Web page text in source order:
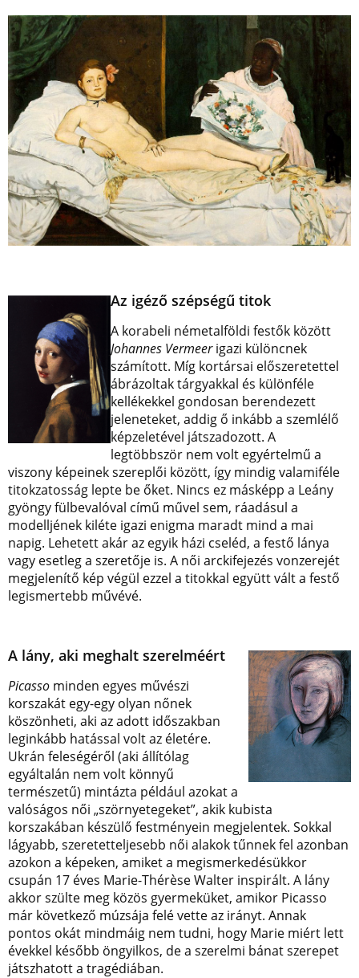
Az igéző szépségű titok
A korabeli németalföldi festők között
Johannes Vermeerigazi különcnek
számított. Míg kortársai előszeretettel
ábrázoltak tárgyakkal és különféle
kellékekkel gondosan berendezett
jeleneteket, addig ő inkább a szemlélő
képzeletével játszadozott. A
legtöbbször nem volt egyértelmű a
viszony képeinek szereplői között, így mindig valamiféle
titokzatosság lepte be őket. Nincs ez másképp a Leány
gyöngy fülbevalóval című művel sem, ráadásul a
modelljének kiléte igazi enigma maradt mind a mai
napig. Lehetett akár az egyik házi cseléd, a festő lánya
vagy esetleg a szeretője is. A női arckifejezés vonzerejét
megjelenítő kép végül ezzel a titokkal együtt vált a festő
legismertebb művévé.
A lány, aki meghalt szerelméért
Picasso minden egyes művészi
korszakát egy-egy olyan nőnek
köszönheti, aki az adott időszakban
leginkább hatással volt az életére.
Ukrán feleségéről (aki állítólag
egyáltalán nem volt könnyű
természetű) mintázta például azokat a
valóságos női „szörnyetegeket”, akik kubista
korszakában készülő festményein megjelentek. Sokkal
lágyabb, szeretetteljesebb női alakok tűnnek fel azonban
azokon a képeken, amiket a megismerkedésükkor
csupán 17 éves Marie-Thérèse Walter inspirált. A lány
akkor szülte meg közös gyermeküket, amikor Picasso
már következő múzsája felé vette az irányt. Annak
pontos okát mindmáig nem tudni, hogy Marie miért lett
évekkel később öngyilkos, de a szerelmi bánat szerepet
játszhatott a tragédiában.